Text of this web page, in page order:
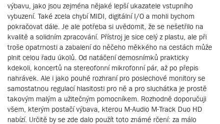
výbavu, jako jsou zejména nějaké lepší ukazatele vstupního
vybuzení. Také zcela chybí MIDI, digitální I/O a mohli bychom
pokračovat dále. Je ale potřeba si uvědomit, že se nešetřilo na
kvalitě a solidním zpracování. Přístroj je sice celý z plastu, ale při
troše opatrnosti a zabalení do něčeho měkkého na cestách může
plnit celou řadu úkolů. Od natáčení demosnímků prakticky
kdekoli, koncertů na stereofonní mikrofonní pár, až po přepis
nahrávek. Ale i jako pouhé rozhraní pro poslechové monitory se
samostatnou regulací hlasitosti pro ně a pro sluchátka je prostě
takovým malým a užitečným pomocníkem. Rozhodně doporučuji
všem, kterým postačí výbava, kterou M-Audio M-Track Duo HD
nabízí. Určitě by se zde dalo použít toto známé rčení: za málo